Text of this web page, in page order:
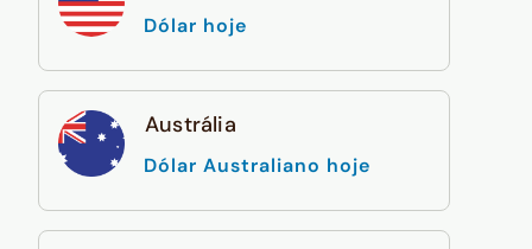
Dólar hoje
Austrália
Dólar Australiano hoje